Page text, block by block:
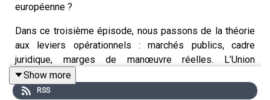
européenne ?
Dans ce troisième épisode, nous passons de la théorie
aux leviers opérationnels : marchés publics, cadre
juridique, marges de manœuvre réelles. L’Union
européenne peut-elle favoriser ses entreprises sans
enfreindre ses propres règles ou celles de l’OMC ?
Show more
RSS